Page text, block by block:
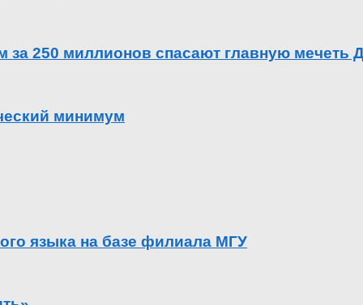
за 250 миллионов спасают главную мечеть
минимум
языка на базе филиала МГУ